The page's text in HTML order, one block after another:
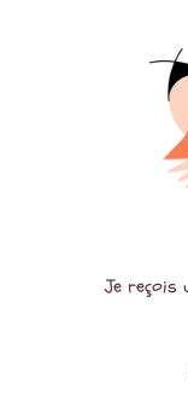
Je reçois